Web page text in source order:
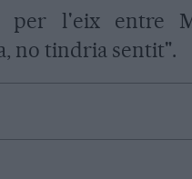
per l'eix entre
no tindria sentit".